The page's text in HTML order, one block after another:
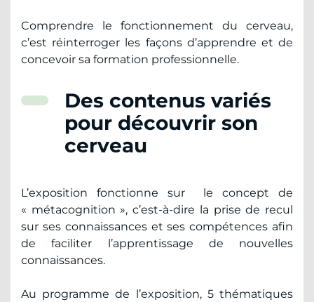
Comprendre le fonctionnement du cerveau,
c’est réinterroger les façons d’apprendre et de
concevoir sa formation professionnelle.
Des contenus variés
pour découvrir son
cerveau
L’exposition fonctionne sur le concept de
« métacognition », c’est-à-dire la prise de recul
sur ses connaissances et ses compétences afin
de faciliter l’apprentissage de nouvelles
connaissances.
Au programme de l’exposition, 5 thématiques